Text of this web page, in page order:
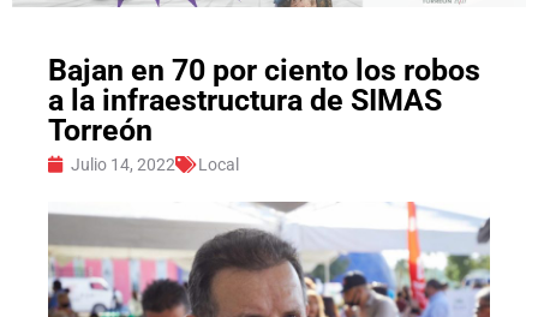
Bajan en 70 por ciento los robos
a la infraestructura de SIMAS
Torreón
Julio 14, 2022 Local